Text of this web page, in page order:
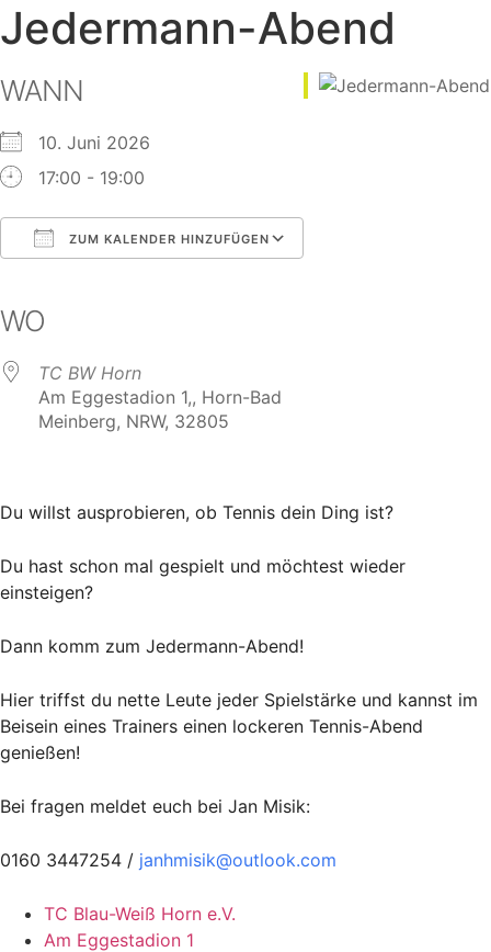
Jedermann-Abend
WANN
10. Juni 2026
17:00 - 19:00
ZUM KALENDER HINZUFÜGEN
WO
TC BW Horn
Am Eggestadion 1,, Horn-Bad
Meinberg, NRW, 32805
Du willst ausprobieren, ob Tennis dein Ding ist?
Du hast schon mal gespielt und möchtest wieder
einsteigen?
Dann komm zum Jedermann-Abend!
Hier triffst du nette Leute jeder Spielstärke und kannst im
Beisein eines Trainers einen lockeren Tennis-Abend
genießen!
Bei fragen meldet euch bei Jan Misik:
0160 3447254 / janhmisik@outlook.com
TC Blau-Weiß Horn e.V.
Am Eggestadion 1